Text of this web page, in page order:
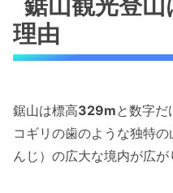
理由
鋸山は標高329mと数字だ
コギリの歯のような独特
んじ）の広大な境内が広が